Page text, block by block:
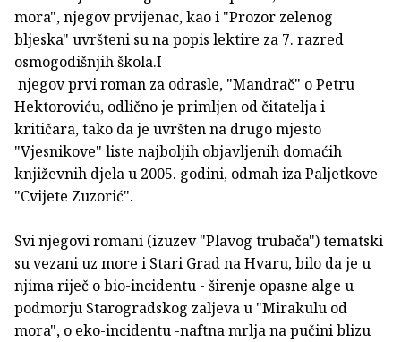
mora", njegov prvijenac, kao i "Prozor zelenog
bljeska" uvršteni su na popis lektire za 7. razred
osmogodišnjih škola.I
njegov prvi roman za odrasle, "Mandrač" o Petru
Hektoroviću, odlično je primljen od čitatelja i
kritičara, tako da je uvršten na drugo mjesto
"Vjesnikove" liste najboljih objavljenih domaćih
književnih djela u 2005. godini, odmah iza Paljetkove
"Cvijete Zuzorić".
Svi njegovi romani (izuzev "Plavog trubača") tematski
su vezani uz more i Stari Grad na Hvaru, bilo da je u
njima riječ o bio-incidentu - širenje opasne alge u
podmorju Starogradskog zaljeva u "Mirakulu od
mora", o eko-incidentu -naftna mrlja na pučini blizu